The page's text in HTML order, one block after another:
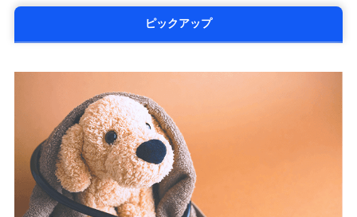
チューリッヒ生命保険株式会社
（https://www.zurichlife.co.jp/）
東京海上日動あんしん生命保険株式会社
（https://www.nanairolife.co.jp/）
日本生命保険相互会社
（https://www.nissay.co.jp）
はなさく生命保険株式会社
（https://www.life8739.co.jp/）
マニュライフ生命保険株式会社
（https://www.manulife.co.jp/）
ピックアップ